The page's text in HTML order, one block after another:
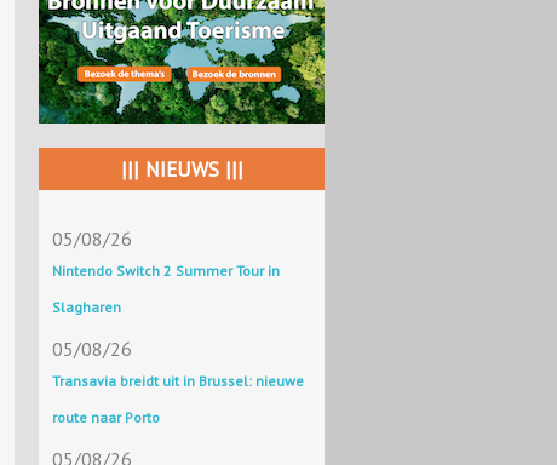
||| NIEUWS |||
05/08/26
Nintendo Switch 2 Summer Tour in
Slagharen
05/08/26
Transavia breidt uit in Brussel: nieuwe
route naar Porto
05/08/26